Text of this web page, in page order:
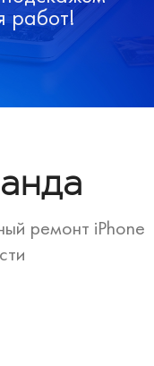
работ!
ремонт iPhone